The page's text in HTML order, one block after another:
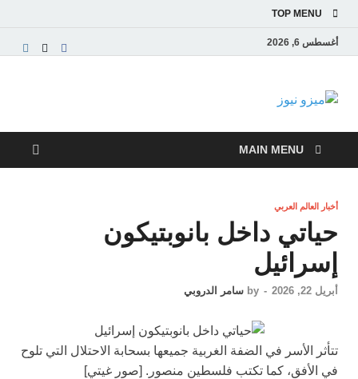
TOP MENU
أغسطس 6, 2026
ميزو نيوز
والاقتصادية
MAIN MENU
أخبار العالم العربي
حياتي داخل بانوبتيكون
إسرائيل
أبريل 22, 2026 -
by سامر الدروبي
تتأثر الأسر في الضفة الغربية جميعها بسحابة الاحتلال التي تلوح
في الأفق، كما تكتب فلسطين منصور. [صور غيتي]